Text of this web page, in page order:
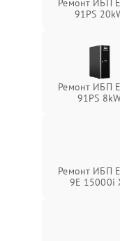
Ремонт ИБП
91PS
Ремонт ИБП
91PS
Ремонт ИБП
9E 15000i